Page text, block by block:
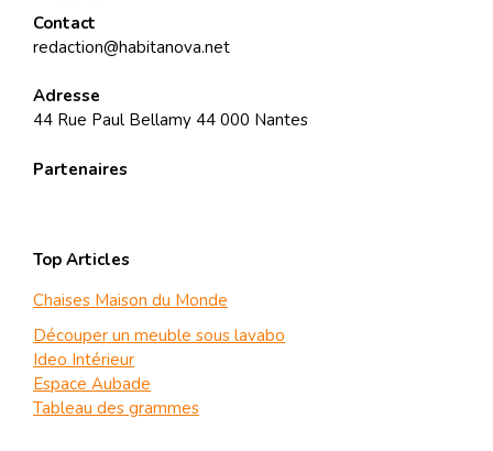
Contact
redaction@habitanova.net
Adresse
44 Rue Paul Bellamy 44 000 Nantes
Partenaires
Top Articles
Chaises Maison du Monde
Découper un meuble sous lavabo
Ideo Intérieur
Espace Aubade
Tableau des grammes